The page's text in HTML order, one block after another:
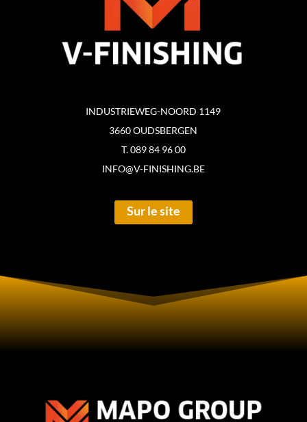
INDUSTRIEWEG-NOORD 1149
3660 OUDSBERGEN
T. 089 84 96 00
INFO@V-FINISHING.BE
Sur le site